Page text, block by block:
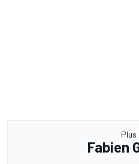
Plus
Fabien